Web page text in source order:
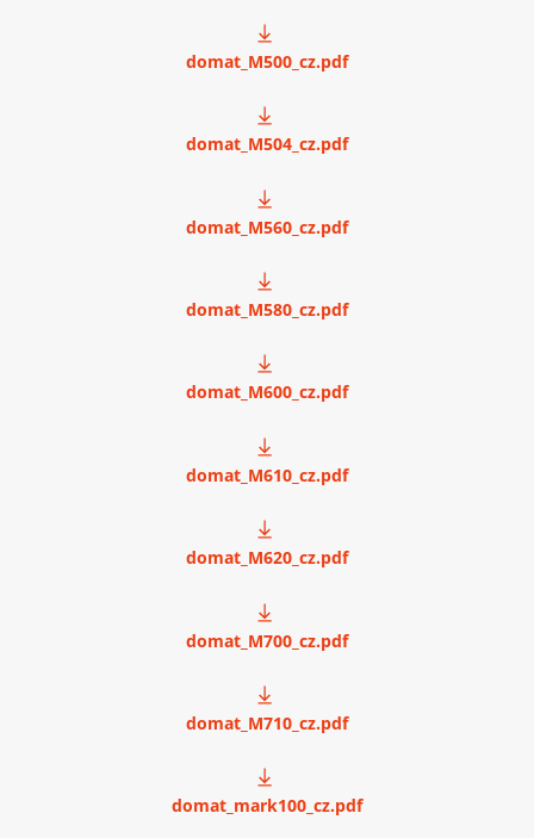
domat_M500_cz.pdf
domat_M504_cz.pdf
domat_M560_cz.pdf
domat_M580_cz.pdf
domat_M600_cz.pdf
domat_M610_cz.pdf
domat_M620_cz.pdf
domat_M700_cz.pdf
domat_M710_cz.pdf
domat_mark100_cz.pdf